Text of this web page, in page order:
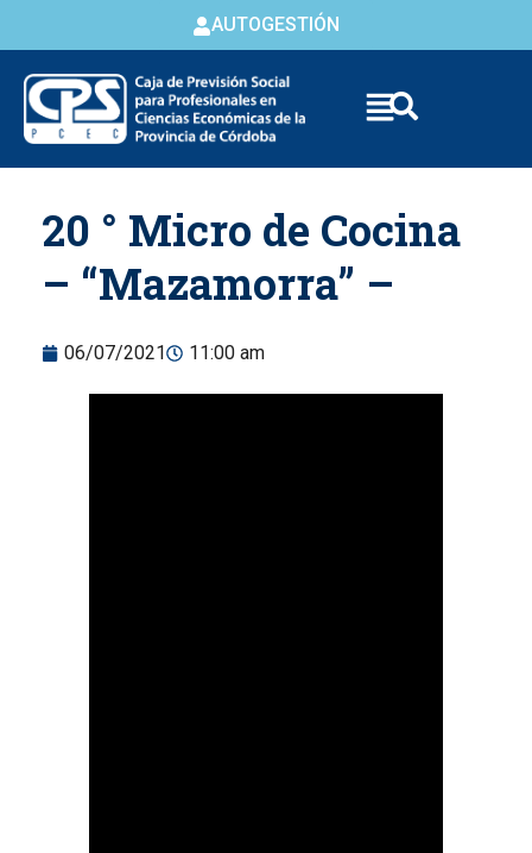
AUTOGESTIÓN
content
20 ° Micro de Cocina
– “Mazamorra” –
06/07/2021 11:00 am